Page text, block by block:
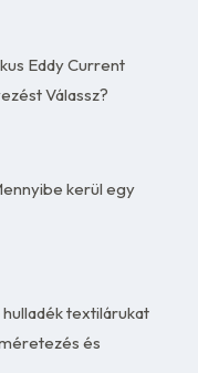
Eddy Current
Válassz?
kerül egy
textilárukat
és